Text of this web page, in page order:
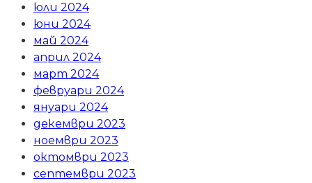
юли 2024
юни 2024
май 2024
април 2024
март 2024
февруари 2024
януари 2024
декември 2023
ноември 2023
октомври 2023
септември 2023